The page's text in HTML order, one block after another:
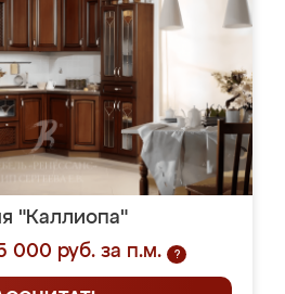
"Каллиопа"
000 руб. за п.м.
?